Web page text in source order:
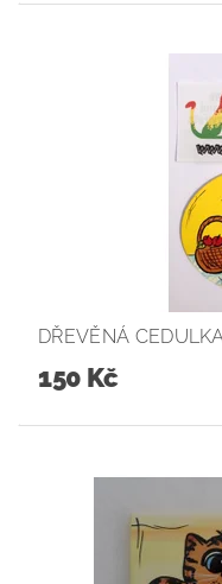
DŘEVĚNÁ
150 Kč